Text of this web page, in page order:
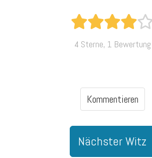
4 Sterne, 1 Bewertung
Kommentieren
Nächster Witz